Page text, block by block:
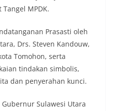
Tangel MPDK.
Prasasti oleh
Drs. Steven Kandouw,
Tomohon, serta
tindakan simbolis,
dan penyerahan kunci.
Sulawesi Utara